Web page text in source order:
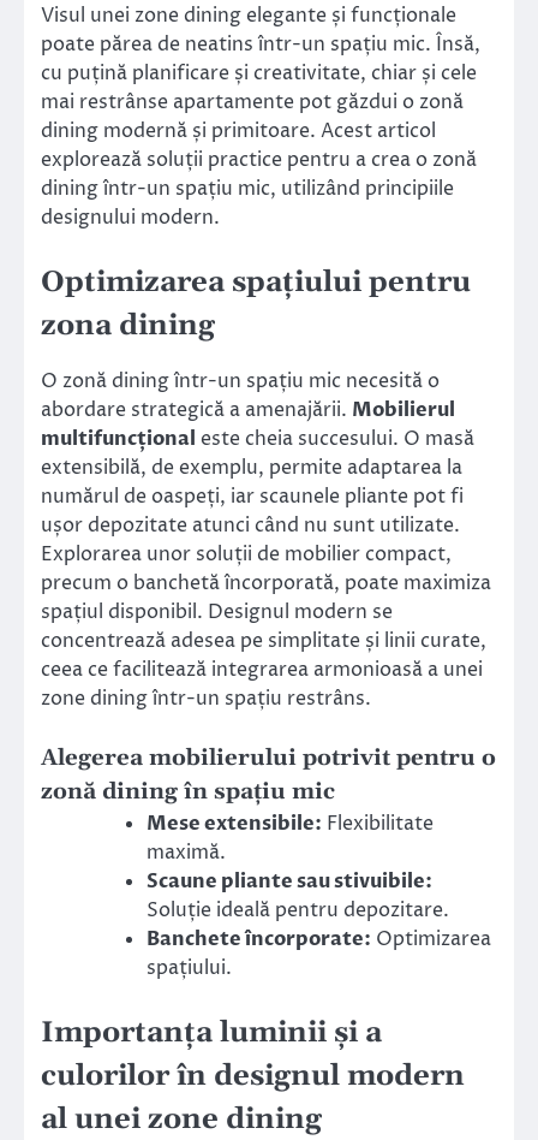
Visul unei zone dining elegante și funcționale
poate părea de neatins într-un spațiu mic. Însă,
cu puțină planificare și creativitate, chiar și cele
mai restrânse apartamente pot găzdui o zonă
dining modernă și primitoare. Acest articol
explorează soluții practice pentru a crea o zonă
dining într-un spațiu mic, utilizând principiile
designului modern.
Optimizarea spațiului pentru
zona dining
O zonă dining într-un spațiu mic necesită o
abordare strategică a amenajării. Mobilierul
multifuncțional este cheia succesului. O masă
extensibilă, de exemplu, permite adaptarea la
numărul de oaspeți, iar scaunele pliante pot fi
ușor depozitate atunci când nu sunt utilizate.
Explorarea unor soluții de mobilier compact,
precum o banchetă încorporată, poate maximiza
spațiul disponibil. Designul modern se
concentrează adesea pe simplitate și linii curate,
ceea ce facilitează integrarea armonioasă a unei
zone dining într-un spațiu restrâns.
Alegerea mobilierului potrivit pentru o
zonă dining în spațiu mic
Mese extensibile: Flexibilitate
maximă.
Scaune pliante sau stivuibile:
Soluție ideală pentru depozitare.
Banchete încorporate: Optimizarea
spațiului.
Importanța luminii și a
culorilor în designul modern
al unei zone dining